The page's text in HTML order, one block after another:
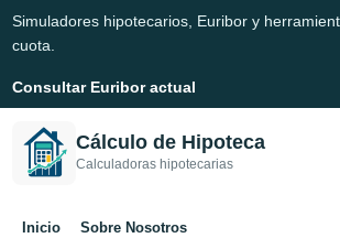
Simuladores hipotecarios, Euribor y
cuota.
Consultar Euribor actual
Cálculo de Hipoteca
Calculadoras hipotecarias
Inicio Sobre Nosotros